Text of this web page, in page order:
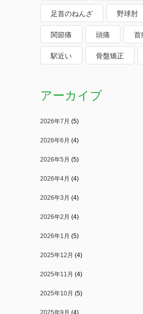
足首のねんざ 野球肘
関節痛 頭痛 首
駅近い 骨盤矯正
アーカイブ
2026年7月 (5)
2026年6月 (4)
2026年5月 (5)
2026年4月 (4)
2026年3月 (4)
2026年2月 (4)
2026年1月 (5)
2025年12月 (4)
2025年11月 (4)
2025年10月 (5)
2025年9月 (4)